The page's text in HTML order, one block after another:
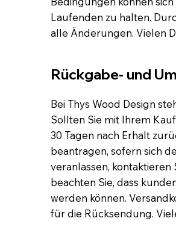
Laufenden zu halten.
alle Änderungen. Vielen
Rückgabe- und
Bei Thys Wood Design
Sollten Sie mit Ihrem
30 Tagen nach Erhalt
beantragen, sofern sich
veranlassen,
beachten Sie, dass
werden können.
für die Rücksendung.